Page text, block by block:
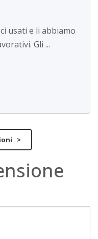
usati e li abbiamo
Gli ...
>